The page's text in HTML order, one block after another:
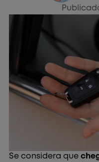
Se considera que